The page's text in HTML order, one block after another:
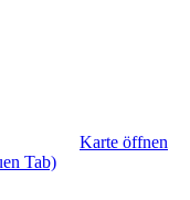
Karte öffnen
Tab)